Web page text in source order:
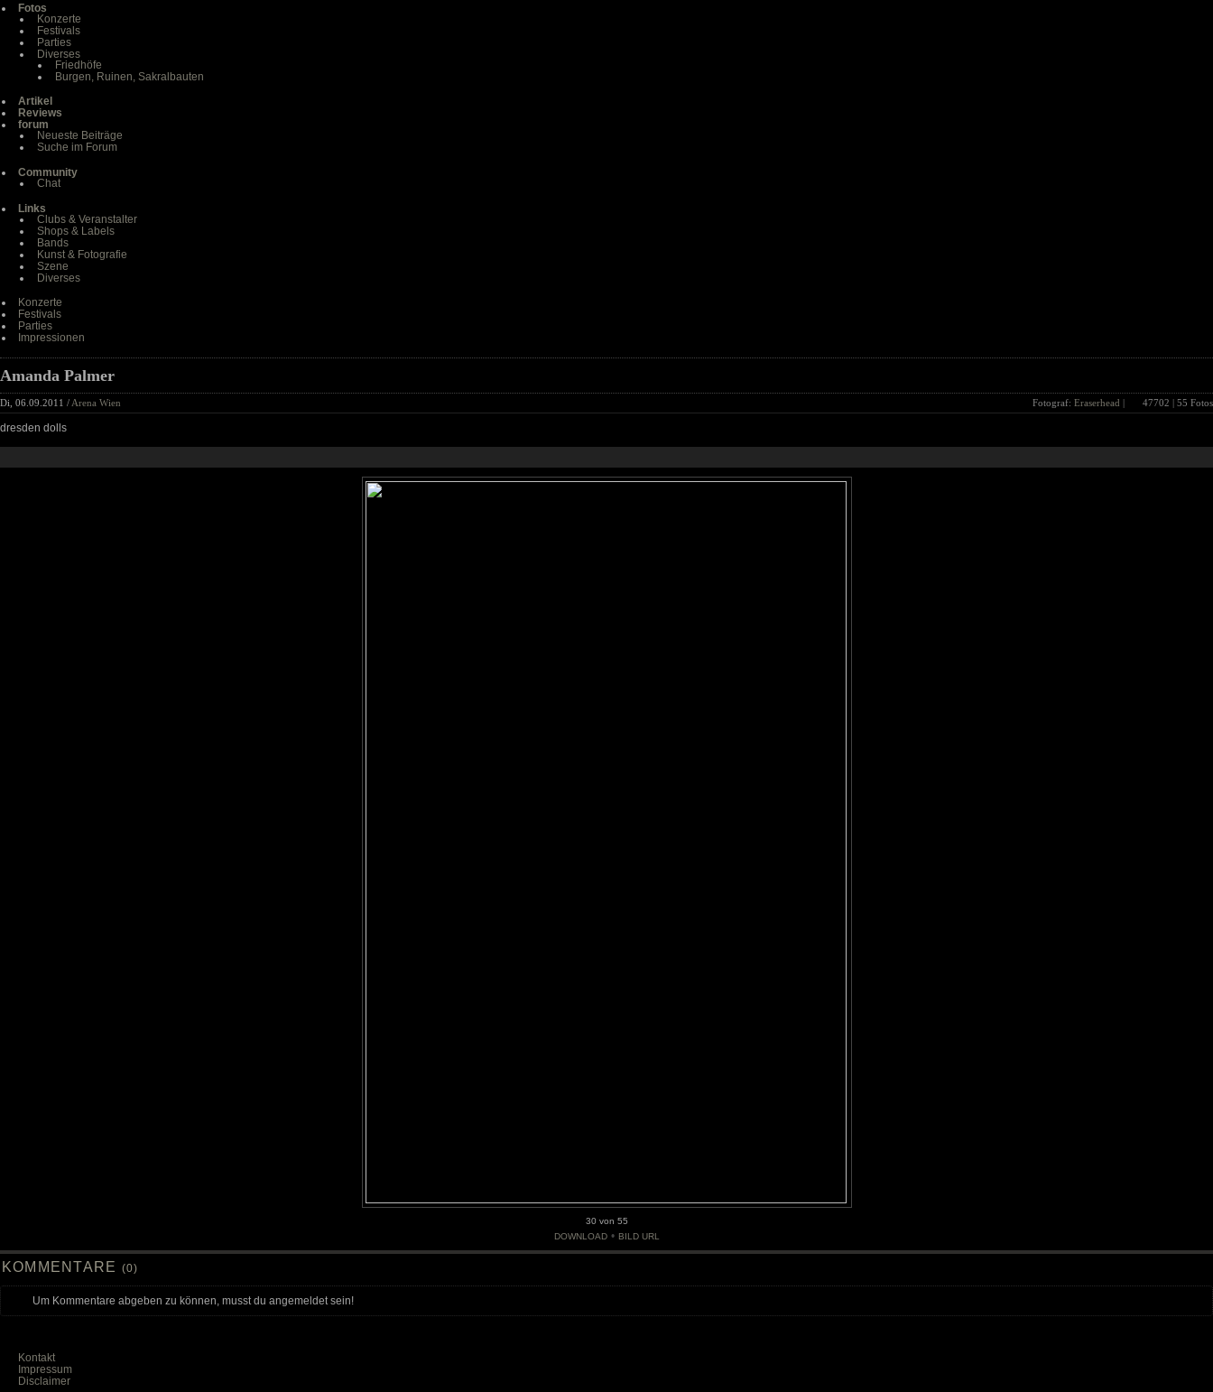
Fotos
Konzerte
Festivals
Parties
Diverses
Friedhöfe
Burgen, Ruinen, Sakralbauten
Artikel
Reviews
forum
Neueste Beiträge
Suche im Forum
Community
Chat
Links
Clubs & Veranstalter
Shops & Labels
Bands
Kunst & Fotografie
Szene
Diverses
Konzerte
Festivals
Parties
Impressionen
Amanda Palmer
Di, 06.09.2011 / Arena Wien Fotograf: Eraserhead | 47702 | 55 Fotos
dresden dolls
30 von 55
DOWNLOAD • BILD URL
KOMMENTARE (0)
Um Kommentare abgeben zu können, musst du angemeldet sein!
Kontakt
Impressum
Disclaimer